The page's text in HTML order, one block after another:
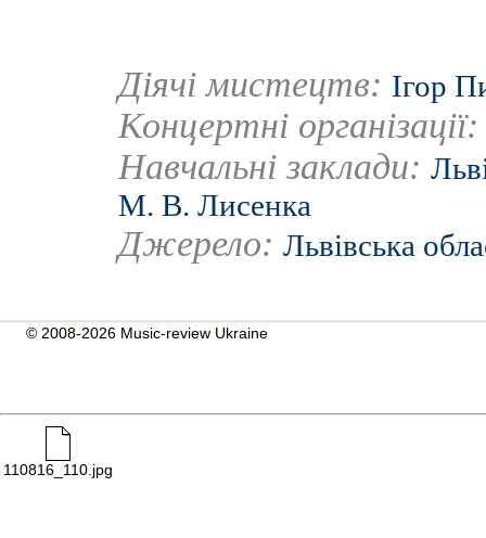
Діячі мистецтв: Ігор
Концертні
Навчальні заклади:
М. В. Лисенка
Джерело: Львівська
© 2008-2026 Music-review Ukraine
110816_110.jpg